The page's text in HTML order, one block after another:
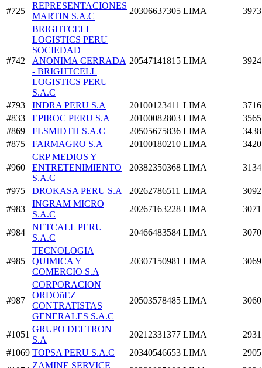
#725
REPRESENTACIONES
MARTIN S.A.C
20306637305 LIMA
#742
BRIGHTCELL
LOGISTICS PERU
SOCIEDAD
ANONIMA CERRADA
- BRIGHTCELL
LOGISTICS PERU
S.A.C
20547141815 LIMA
#793 INDRA PERU S.A 20100123411 LIMA
#833
EPIROC PERU S.A 20100082803 LIMA
#869
FLSMIDTH S.A.C 20505675836 LIMA
#875
FARMAGRO S.A 20100180210 LIMA
#960
CRP MEDIOS Y
ENTRETENIMIENTO
S.A.C
20382350368 LIMA
#975 DROKASA PERU S.A 20262786511 LIMA
#983
INGRAM MICRO
S.A.C
20267163228 LIMA
#984
NETCALL PERU
S.A.C
20466483584 LIMA
#985
TECNOLOGIA
QUIMICA Y
COMERCIO S.A
20307150981 LIMA
#987
CORPORACION
ORDOñEZ
CONTRATISTAS
GENERALES S.A.C
20503578485 LIMA
#1051
GRUPO DELTRON
S.A
20212331377 LIMA
#1069 TOPSA PERU S.A.C 20340546653 LIMA
ZAMINE SERVICE